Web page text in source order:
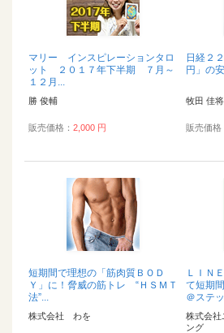
マリー インスピレーションタロ
ット ２０１７年下半期 ７月～
１２月...
勝 俊輔
販売価格： 2,000 円
日経２
円」の
牧田 佳将
販売価格
短期間で理想の「筋肉質ＢＯＤ
Ｙ」に！脅威の筋トレ “ＨＳＭＴ
法”...
株式会社 わを
ＬＩＮ
て短期
＠ステ
株式会社
ング